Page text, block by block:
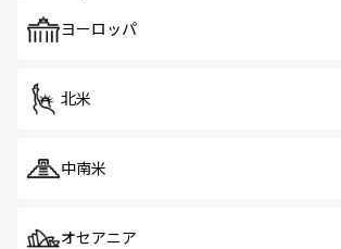
で、ホーカーズは地元の風情を楽しめ
ヨーロッパ
北米
中南米
オセアニア